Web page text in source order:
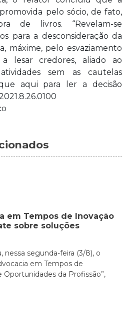
pelo sócio, de fato,
de livros. “Revelam-se
para a desconsideração da
máxime, pelo esvaziamento
lesar credores, aliado ao
sem as cautelas
aqui para ler a decisão
em Tempos de Inovação
sobre soluções
nessa segunda-feira (3/8), o
em Tempos de
Oportunidades da Profissão”,